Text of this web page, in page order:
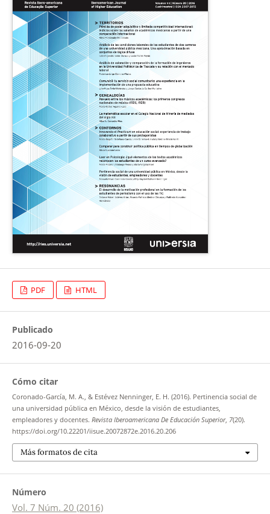
PDF HTML
Publicado
2016-09-20
Cómo citar
Coronado-García, M. A., & Estévez Nenninger, E. H. (2016). Pertinencia social de
una universidad pública en México, desde la visión de estudiantes,
empleadores y docentes. Revista Iberoamericana De Educación Superior, 7(20).
https://doi.org/10.22201/iisue.20072872e.2016.20.206
Más formatos de cita
Número
Vol. 7 Núm. 20 (2016)